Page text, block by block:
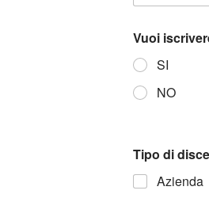
Vuoi
SI
NO
Tipo di
Azienda